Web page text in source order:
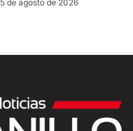
5 de agosto de 2026